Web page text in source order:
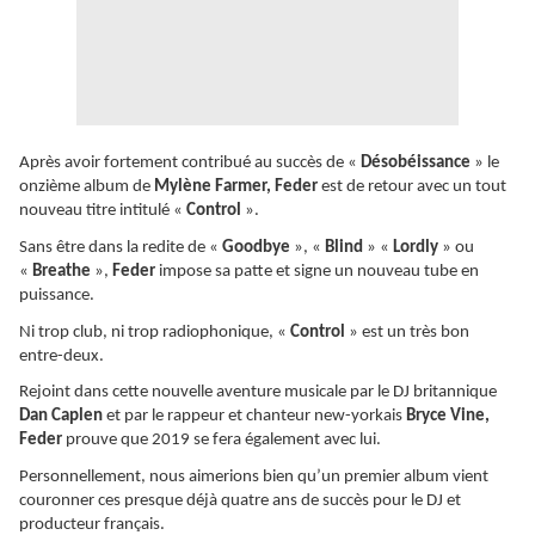
Après avoir fortement contribué au succès de « Désobéissance » le
onzième album de Mylène Farmer, Feder est de retour avec un tout
nouveau titre intitulé « Control ».
Sans être dans la redite de « Goodbye », « Blind » « Lordly » ou
« Breathe », Feder impose sa patte et signe un nouveau tube en
puissance.
Ni trop club, ni trop radiophonique, « Control » est un très bon
entre-deux.
Rejoint dans cette nouvelle aventure musicale par le DJ britannique
Dan Caplen et par le rappeur et chanteur new-yorkais Bryce Vine,
Feder prouve que 2019 se fera également avec lui.
Personnellement, nous aimerions bien qu’un premier album vient
couronner ces presque déjà quatre ans de succès pour le DJ et
producteur français.